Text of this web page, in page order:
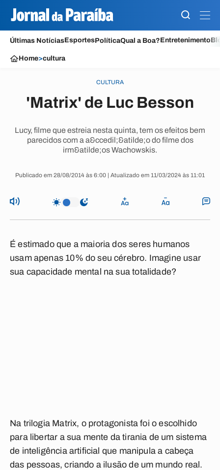
Últimas NotíciasEsportesPolíticaQual a Boa?Entretenimento
Home>cultura
CULTURA
'Matrix' de Luc Besson
Lucy, filme que estreia nesta quinta, tem os efeitos bem
parecidos com a a&ccedil;&atilde;o do filme dos
irm&atilde;os Wachowskis.
Publicado em 28/08/2014 às 6:00 | Atualizado em 11/03/2024 às 11:01
É estimado que a maioria dos seres humanos
usam apenas 10% do seu cérebro. Imagine usar
sua capacidade mental na sua totalidade?
Na trilogia Matrix, o protagonista foi o escolhido
para libertar a sua mente da tirania de um sistema
de inteligência artificial que manipula a cabeça
das pessoas, criando a ilusão de um mundo real.